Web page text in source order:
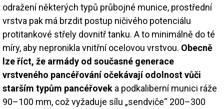
odražení některých typů průbojné munice, prostřední
vrstva pak má brzdit postup ničivého potenciálu
protitankové střely dovnitř tanku. A to minimálně do té
míry, aby nepronikla vnitřní ocelovou vrstvou. Obecně
lze říct, že armády od současné generace
vrstveného pancéřování očekávají odolnost vůči
starším typům pancéřovek a podkaliberní munici ráže
90–100 mm, což vyžaduje sílu „sendviče“ 200–300